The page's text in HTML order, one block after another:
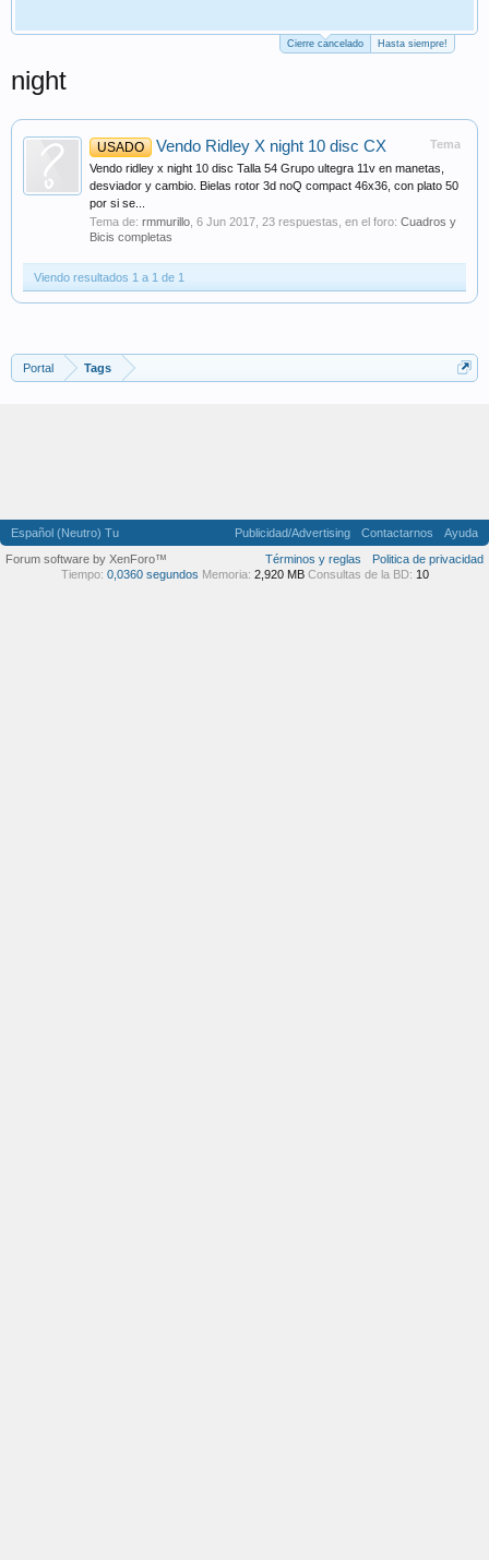
Cierre cancelado Hasta siempre!
night
Tema
USADO Vendo Ridley X night 10 disc CX
Vendo ridley x night 10 disc Talla 54 Grupo ultegra 11v en manetas,
desviador y cambio. Bielas rotor 3d noQ compact 46x36, con plato 50
por si se...
Tema de: rmmurillo 6 Jun 2017 , 23 respuestas, en el foro: Cuadros y
Bicis completas
Viendo resultados 1 a 1 de 1
Portal Tags
Español (Neutro) Tu Publicidad/Advertising Contactarnos
Ayuda
Términos y reglas
Politica de privacidad
Forum software by XenForo™
Tiempo: 0,0360 segundos Memoria: 2,920 MB Consultas de la BD: 10